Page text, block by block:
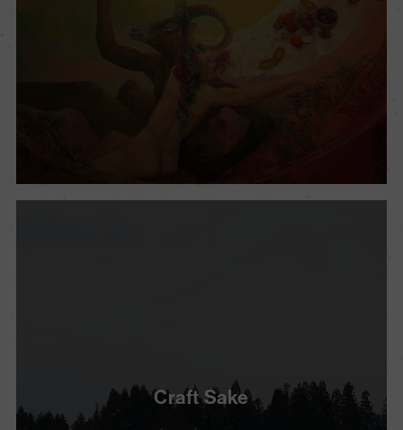
Craft Sake